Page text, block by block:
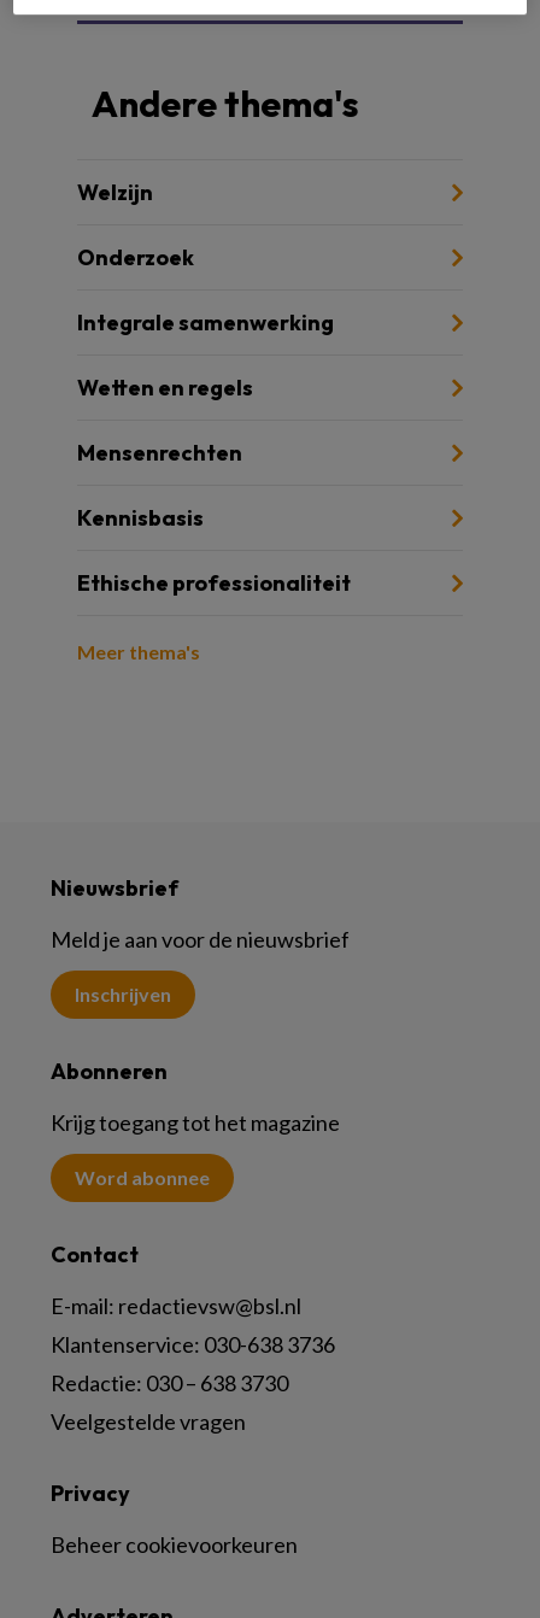
Andere thema's
Welzijn
Onderzoek
Integrale samenwerking
Wetten en regels
Mensenrechten
Kennisbasis
Ethische professionaliteit
Meer thema's
Nieuwsbrief
Meld je aan voor de nieuwsbrief
Inschrijven
Abonneren
Krijg toegang tot het magazine
Word abonnee
Contact
E-mail: redactievsw@bsl.nl
Klantenservice: 030-638 3736
Redactie: 030 – 638 3730
Veelgestelde vragen
Privacy
Beheer cookievoorkeuren